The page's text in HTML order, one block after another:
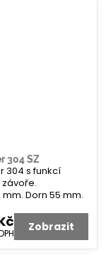
304 SZ
304 s funkcí
Dorn 55 mm.
Zobrazit